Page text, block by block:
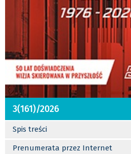
3(161)/2026
Spis treści
Prenumerata przez Internet